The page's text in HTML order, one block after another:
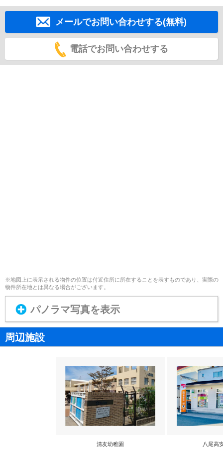
メールでお問い合わせする(無料)
電話でお問い合わせする
※地図上に表示される物件の位置は付近住所に所在することを表すものであり、実際の
物件所在地とは異なる場合がございます。
パノラマ写真を表示
周辺施設
清友幼稚園 八尾高